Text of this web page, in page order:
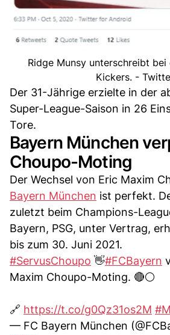
Ridge Munsy unterschreibt
Kickers. -
Der 31-Jährige erzielte in der
Super-League-Saison in 26
Tore.
Bayern München
Choupo-Moting
Der Wechsel von Eric Maxim
Bayern München ist perfekt.
zuletzt beim Champions-
Bayern, PSG, unter Vertrag,
bis zum 30. Juni 2021.
#ServusChoupo 👋#FCBayern
Maxim Choupo-Moting. 🔴⚪
🔗 https://t.co/g0Qz31os2M
— FC Bayern München